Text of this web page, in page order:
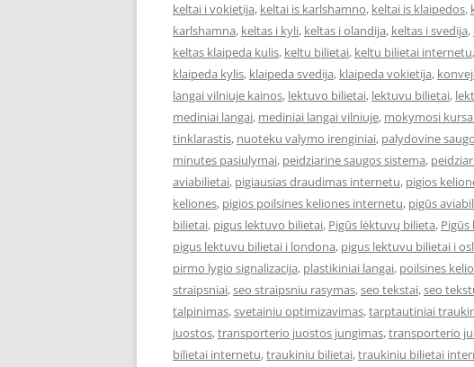
keltai i vokietija, keltai is karlshamno, keltai is klaipedos,
karlshamna, keltas i kyli, keltas i olandija, keltas i svedija,
keltas klaipeda kulis, keltu bilietai, keltu bilietai internetu,
klaipeda kylis, klaipeda svedija, klaipeda vokietija,
langai vilniuje kainos, lektuvo bilietai, lektuvu bilietai,
mediniai langai, mediniai langai vilniuje, mokymosi
tinklarastis, nuoteku valymo irenginiai, palydovine
minutes pasiulymai, peidziarine saugos sistema,
aviabilietai, pigiausias draudimas internetu, pigios
keliones, pigios poilsines keliones internetu, pigūs
bilietai, pigus lektuvo bilietai, Pigūs lėktuvų bilieta,
pigus lektuvu bilietai i londona, pigus lektuvu bilietai i
pirmo lygio signalizacija, plastikiniai langai, poilsines
straipsniai,seo straipsniu rasymas,seo tekstai,seo
talpinimas,svetainiu optimizavimas,tarptautiniai
juostos,transporterio juostos jungimas,transporterio
bilietai internetu,traukiniu bilietai,traukiniu bilietai